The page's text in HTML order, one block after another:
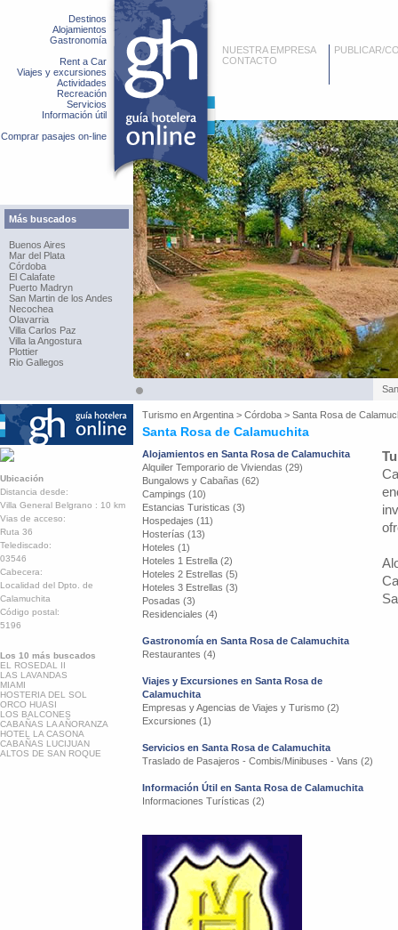
Destinos
Alojamientos
Gastronomía
Rent a Car
Viajes y excursiones
Actividades
Recreación
Servicios
Información útil
Comprar pasajes on-line
Más buscados
Buenos Aires
Mar del Plata
Córdoba
El Calafate
Puerto Madryn
San Martin de los Andes
Necochea
Olavarria
Villa Carlos Paz
Villa la Angostura
Plottier
Rio Gallegos
NUESTRA EMPRESA
CONTACTO
PUBLICAR/
Turismo enArgentina > Córdoba > Santa Rosa de
Santa Rosa de Calamuchita
Ubicación
Distancia desde:
Villa General Belgrano : 10 km
Vias de acceso:
Ruta 36
Telediscado:
03546
Cabecera:
Localidad del Dpto. de
Calamuchita
Código postal:
5196
Los 10 más buscados
EL ROSEDAL II
LAS LAVANDAS
MIAMI
HOSTERIA DEL SOL
ORCO HUASI
LOS BALCONES
CABAÑAS LA AÑORANZA
HOTEL LA CASONA
CABAÑAS LUCIJUAN
ALTOS DE SAN ROQUE
Alojamientos en Santa Rosa de Calamuchita
Alquiler Temporario de Viviendas (29)
Bungalows y Cabañas (62)
Campings (10)
Estancias Turisticas (3)
Hospedajes (11)
Hosterías (13)
Hoteles (1)
Hoteles 1 Estrella (2)
Hoteles 2 Estrellas (5)
Hoteles 3 Estrellas (3)
Posadas (3)
Residenciales (4)
Gastronomía en Santa Rosa de Calamuchita
Restaurantes (4)
Viajes y Excursiones en Santa Rosa de
Calamuchita
Empresas y Agencias de Viajes y Turismo (2)
Excursiones (1)
Servicios en Santa Rosa de Calamuchita
Traslado de Pasajeros - Combis/Minibuses - Vans (2)
Información Útil en Santa Rosa de Calamuchita
Informaciones Turísticas (2)